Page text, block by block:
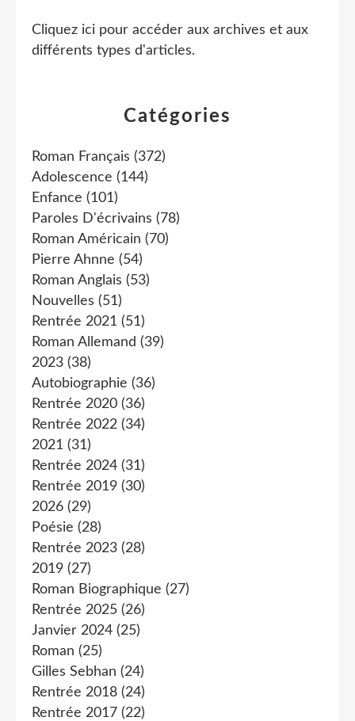
Catégories
Roman Français (372)
Adolescence (144)
Enfance (101)
Paroles D'écrivains (78)
Roman Américain (70)
Pierre Ahnne (54)
Roman Anglais (53)
Nouvelles (51)
Rentrée 2021 (51)
Roman Allemand (39)
2023 (38)
Autobiographie (36)
Rentrée 2020 (36)
Rentrée 2022 (34)
2021 (31)
Rentrée 2024 (31)
Rentrée 2019 (30)
2026 (29)
Poésie (28)
Rentrée 2023 (28)
2019 (27)
Roman Biographique (27)
Rentrée 2025 (26)
Janvier 2024 (25)
Roman (25)
Gilles Sebhan (24)
Rentrée 2018 (24)
Rentrée 2017 (22)
Cliquez ici pour accéder aux archives et aux
différents types d'articles.